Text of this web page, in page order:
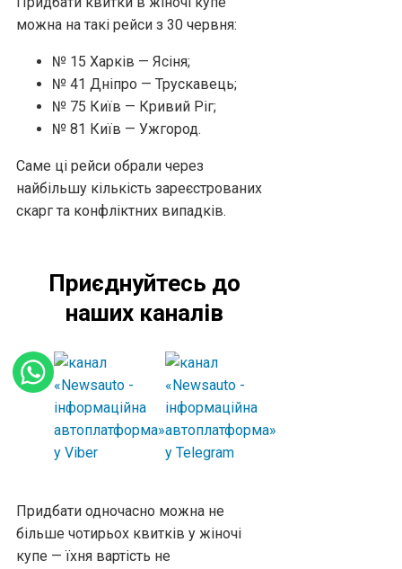
можна на такі рейси з 30 червня:
№ 15 Харків — Ясіня;
№ 41 Дніпро — Трускавець;
№ 75 Київ — Кривий Ріг;
№ 81 Київ — Ужгород.
Саме ці рейси обрали через
найбільшу кількість зареєстрованих
скарг та конфліктних випадків.
Приєднуйтесь до
наших каналів
Придбати одночасно можна не
більше чотирьох квитків у жіночі
купе — їхня вартість не